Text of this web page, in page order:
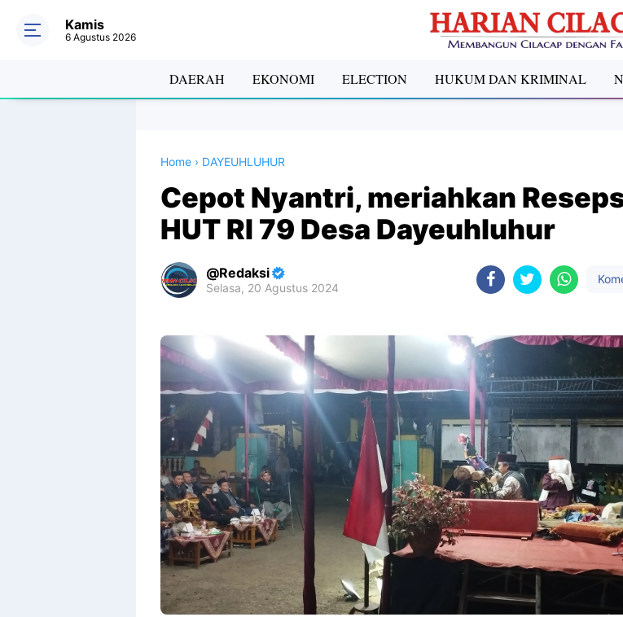
Kamis
6 Agustus 2026
DAERAH EKONOMI ELECTION HUKUM DAN KRIMINAL
Home › DAYEUHLUHUR
Cepot Nyantri, meriahkan
HUT RI 79 Desa Dayeuhluhur
Redaksi
Selasa, 20 Agustus 2024
By
Raushan
Design
Shroff
Templates